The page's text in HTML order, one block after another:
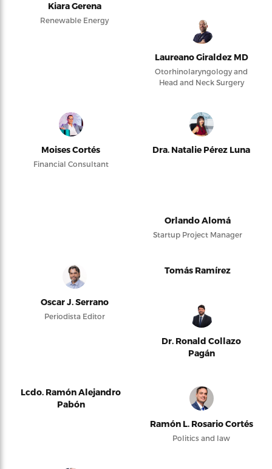
Kiara Gerena
Renewable Energy
Laureano Giraldez MD
Otorhinolaryngology and
Head and Neck Surgery
Moises Cortés
Financial Consultant
Dra. Natalie Pérez Luna
Orlando Alomá
Startup Project Manager
Oscar J. Serrano
Periodista Editor
Tomás Ramírez
Dr. Ronald Collazo
Pagán
Lcdo. Ramón Alejandro
Pabón
Ramón L. Rosario Cortés
Politics and law